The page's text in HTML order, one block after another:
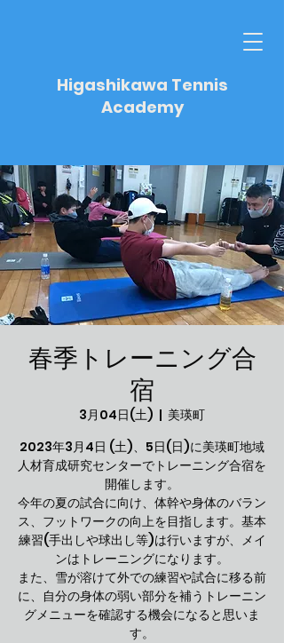
Higashikawa Tennis
Academy
春季トレーニング合
宿
3月04日(土)
  |
美瑛町
2023年3月4日 (土)、5日(日)に美瑛町地域
人材育成研究センターでトレーニング合宿を
開催します。
今年の夏の試合に向け、体幹や身体のバラン
ス、フットワークの向上を目指します。基本
練習(手出しや球出し等)は行いますが、メイ
ンはトレーニングになります。
また、雪が溶けて外での練習や試合に移る前
に、自分の身体の弱い部分を補うトレーニン
グメニューを確認する機会になると思いま
す。